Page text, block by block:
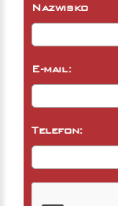
Nazwisko
E-mail:
Telefon: